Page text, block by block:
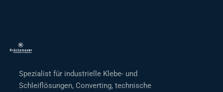
Spezialist für industrielle Klebe- und
Schleiflösungen, Converting, technische